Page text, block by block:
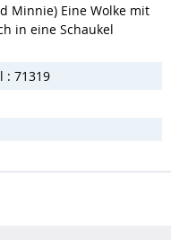
Minnie) Eine Wolke mit
in eine Schaukel
: 71319